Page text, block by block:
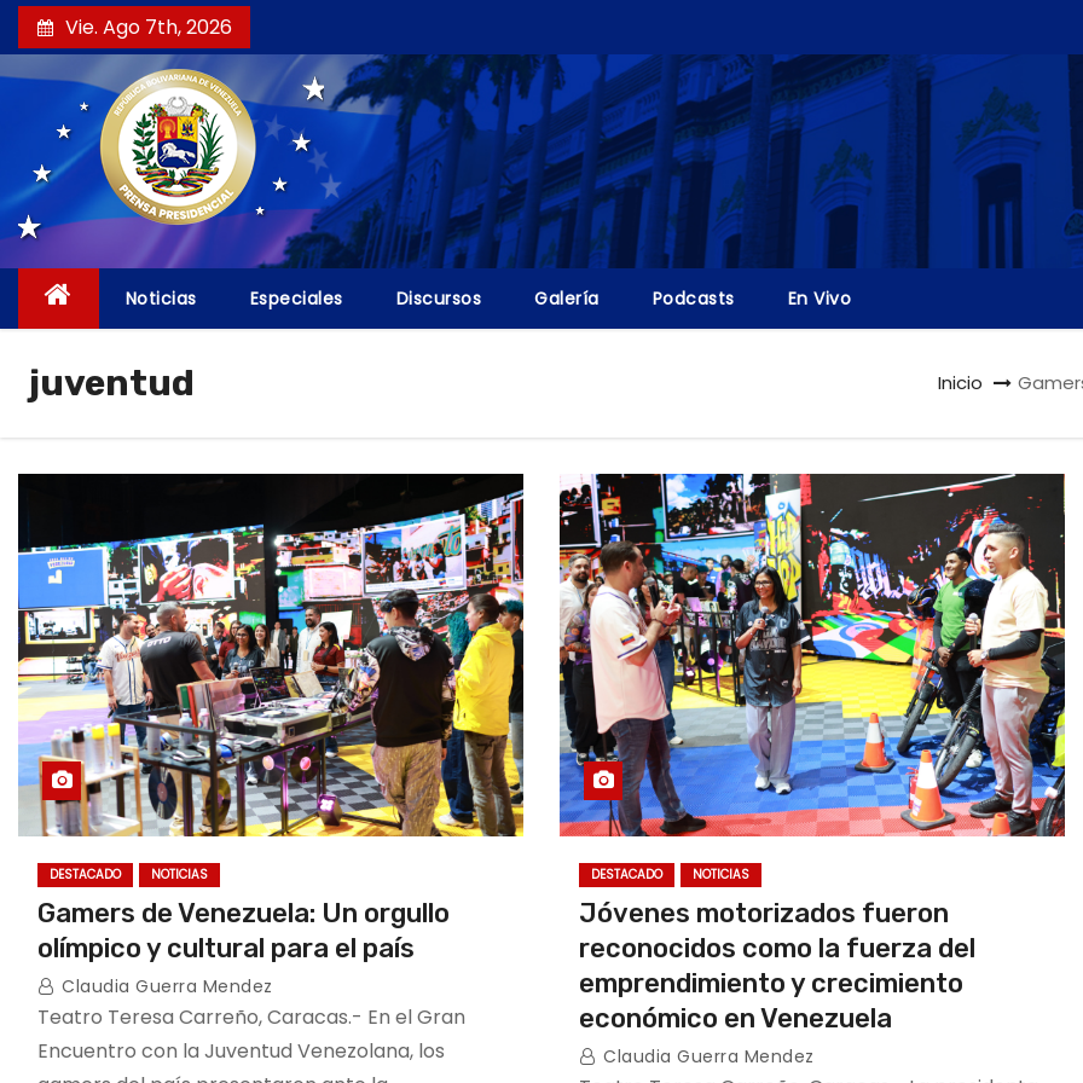
a
l
Vie. Ago 7th, 2026
Noticias Especiales Discursos Galería Podcasts En Vivo
juventud Inicio
DESTACADO NOTICIAS
Gamers de Venezuela: Un orgullo
olímpico y cultural para el país
Claudia Guerra Mendez
Teatro Teresa Carreño, Caracas.- En el Gran
Encuentro con la Juventud Venezolana, los
DESTACADO NOTICIAS
Jóvenes motorizados fueron
reconocidos como la fuerza del
emprendimiento y crecimiento
económico en Venezuela
Claudia Guerra Mendez